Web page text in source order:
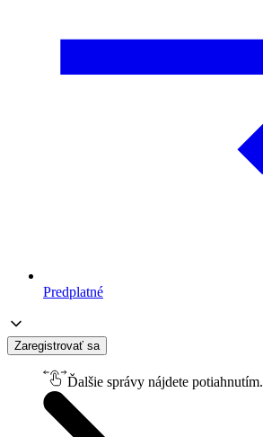
Predplatné
Zaregistrovať sa
Ďalšie správy nájdete potiahnutím.